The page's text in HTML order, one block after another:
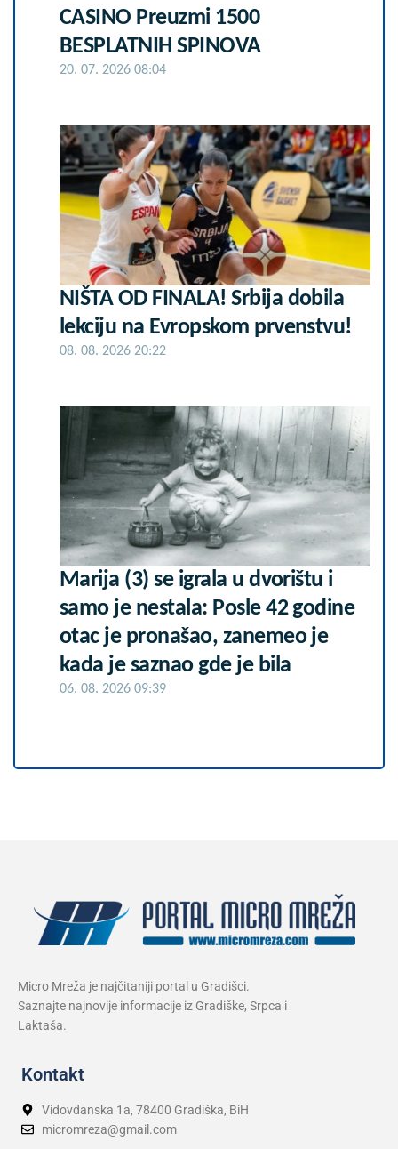
CASINO Preuzmi 1500
BESPLATNIH SPINOVA
20. 07. 2026 08:04
NIŠTA OD FINALA! Srbija dobila
lekciju na Evropskom prvenstvu!
08. 08. 2026 20:22
Marija (3) se igrala u dvorištu i
samo je nestala: Posle 42 godine
otac je pronašao, zanemeo je
kada je saznao gde je bila
06. 08. 2026 09:39
Micro Mreža je najčitaniji portal u Gradišci.
Saznajte najnovije informacije iz Gradiške, Srpca i
Laktaša.
Kontakt
Vidovdanska 1a, 78400 Gradiška, BiH
micromreza@gmail.com